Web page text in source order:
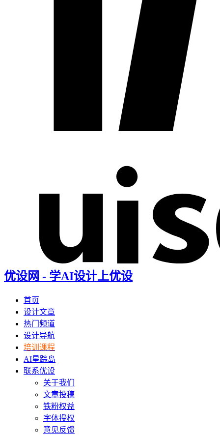
优设网 - 学AI设计上优设
首页
设计文章
热门频道
设计导航
培训课程
AI星踪岛
联系优设
关于我们
文章投稿
铁粉权益
字体授权
意见反馈